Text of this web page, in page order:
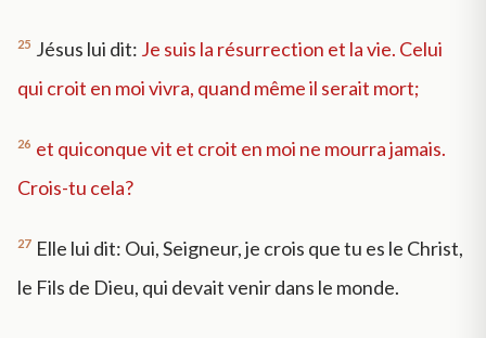
25 Jésus lui dit: Je suis la résurrection et la vie. Celui
qui croit en moi vivra, quand même il serait mort;
26 et quiconque vit et croit en moi ne mourra jamais.
Crois-tu cela?
27 Elle lui dit: Oui, Seigneur, je crois que tu es le Christ,
le Fils de Dieu, qui devait venir dans le monde.